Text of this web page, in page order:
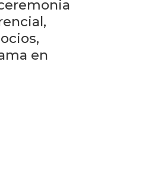
eventos
anteriores
en